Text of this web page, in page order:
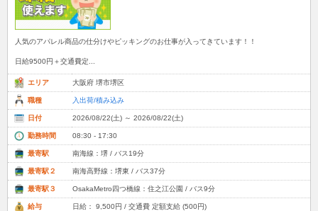
人気のアパレル商品の仕分けやピッキングのお仕事が入ってきています！！
日給9500円＋交通費定...
エリア 大阪府 堺市堺区
職種 入出荷/積み込み
日付 2026/08/22(土) ～ 2026/08/22(土)
勤務時間 08:30 - 17:30
最寄駅 南海線：堺 / バス19分
最寄駅２ 南海高野線：堺東 / バス37分
最寄駅３ OsakaMetro四つ橋線：住之江公園 / バス9分
給与 日給： 9,500円 / 交通費 定額支給 (500円)